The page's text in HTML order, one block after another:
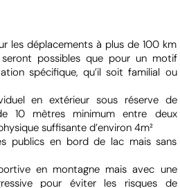
les déplacements à plus de 100 km
possibles que pour un motif
spécifique, qu’il soit familial ou
en extérieur sous réserve de
10 mètres minimum entre deux
suffisante d’environ 4m²
publics en bord de lac mais sans
en montagne mais avec une
pour éviter les risques de